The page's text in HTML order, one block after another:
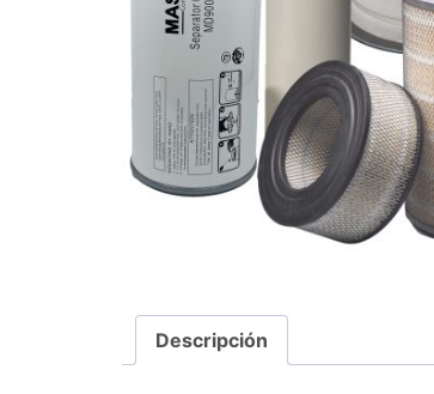
Descripción